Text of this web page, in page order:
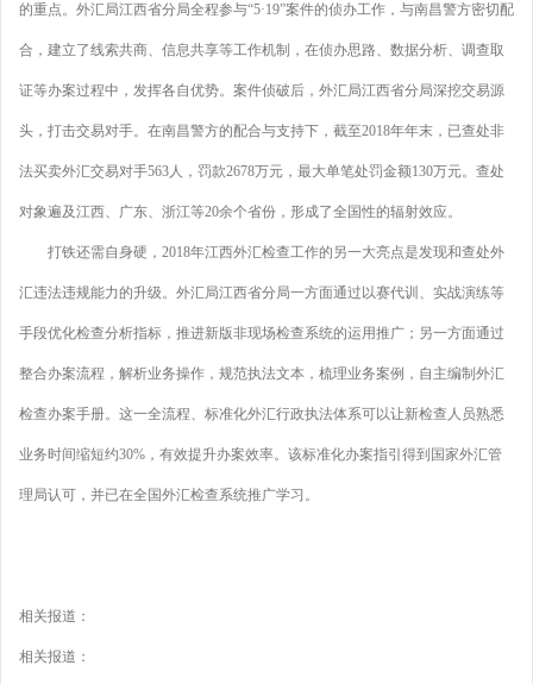
的重点。外汇局江西省分局全程参与“5·19”案件的侦办工作，与南昌警方密切配
合，建立了线索共商、信息共享等工作机制，在侦办思路、数据分析、调查取
证等办案过程中，发挥各自优势。案件侦破后，外汇局江西省分局深挖交易源
头，打击交易对手。在南昌警方的配合与支持下，截至2018年年末，已查处非
法买卖外汇交易对手563人，罚款2678万元，最大单笔处罚金额130万元。查处
对象遍及江西、广东、浙江等20余个省份，形成了全国性的辐射效应。
打铁还需自身硬，2018年江西外汇检查工作的另一大亮点是发现和查处外
汇违法违规能力的升级。外汇局江西省分局一方面通过以赛代训、实战演练等
手段优化检查分析指标，推进新版非现场检查系统的运用推广；另一方面通过
整合办案流程，解析业务操作，规范执法文本，梳理业务案例，自主编制外汇
检查办案手册。这一全流程、标准化外汇行政执法体系可以让新检查人员熟悉
业务时间缩短约30%，有效提升办案效率。该标准化办案指引得到国家外汇管
理局认可，并已在全国外汇检查系统推广学习。
相关报道：
相关报道：